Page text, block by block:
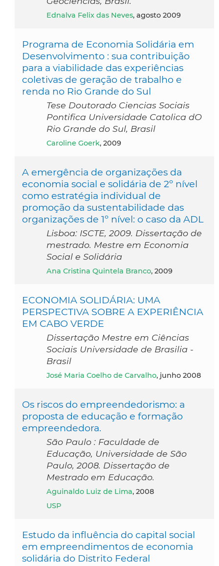
Ednalva Felix das Neves, agosto 2009
Programa de Economia Solidária em
Desenvolvimento : sua contribuição
para a viabilidade das experiências
coletivas de geração de trabalho e
renda no Rio Grande do Sul
Tese Doutorado Ciencias Sociais
Pontifica Universidade Catolica dO
Rio Grande do Sul, Brasil
Caroline Goerk, 2009
A emergência de organizações da
economia social e solidária de 2º nível
como estratégia individual de
promoção da sustentabilidade das
organizações de 1º nível: o caso da ADL
Lisboa: ISCTE, 2009. Dissertação de
mestrado. Mestre em Economia
Social e Solidária
Ana Cristina Quintela Branco, 2009
ECONOMIA SOLIDÁRIA: UMA
PERSPECTIVA SOBRE A EXPERIÊNCIA
EM CABO VERDE
Dissertação Mestre em Ciências
Sociais Universidade de Brasilia -
Brasil
José Maria Coelho de Carvalho, junho 2008
Os riscos do empreendedorismo: a
proposta de educação e formação
empreendedora.
São Paulo : Faculdade de
Educação, Universidade de São
Paulo, 2008. Dissertação de
Mestrado em Educação.
Aguinaldo Luiz de Lima, 2008
USP
Estudo da influência do capital social
em empreendimentos de economia
solidária do Distrito Federal